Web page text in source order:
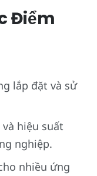
Điểm
lắp đặt và sử
hiệu suất
nghiệp.
nhiều ứng